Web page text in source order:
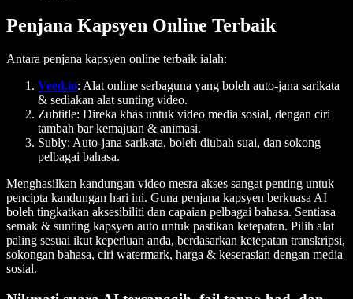
Penjana Kapsyen Online Terbaik
Antara penjana kapsyen online terbaik ialah:
Veed.io: Alat online serbaguna yang boleh auto-jana sarikata
& sediakan alat sunting video.
Zubtitle: Direka khas untuk video media sosial, dengan ciri
tambah bar kemajuan & animasi.
Subly: Auto-jana sarikata, boleh diubah suai, dan sokong
pelbagai bahasa.
Menghasilkan kandungan video mesra akses sangat penting untuk
pencipta kandungan hari ini. Guna penjana kapsyen berkuasa AI
boleh tingkatkan aksesibiliti dan capaian pelbagai bahasa. Sentiasa
semak & sunting kapsyen auto untuk pastikan ketepatan. Pilih alat
paling sesuai ikut keperluan anda, berdasarkan ketepatan transkripsi,
sokongan bahasa, ciri watermark, harga & keserasian dengan media
sosial.